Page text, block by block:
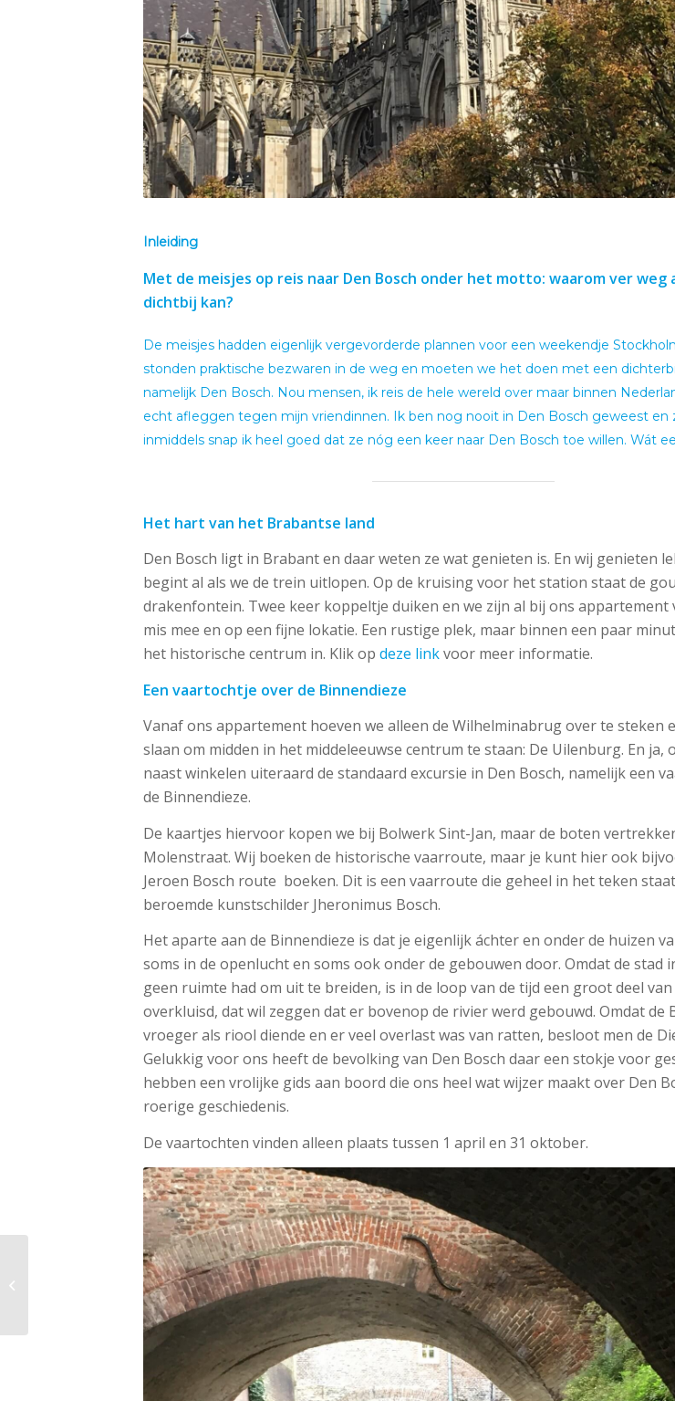
Inleiding
Met de meisjes op reis naar Den Bosch onder het motto: waarom ver weg
dichtbij kan?
De meisjes hadden eigenlijk vergevorderde plannen voor een weekendje
stonden praktische bezwaren in de weg en moeten we het doen met een
namelijk Den Bosch. Nou mensen, ik reis de hele wereld over maar binnen
echt afleggen tegen mijn vriendinnen. Ik ben nog nooit in Den Bosch geweest en
inmiddels snap ik heel goed dat ze nóg een keer naar Den Bosch toe willen. Wát
Het hart van het Brabantse land
Den Bosch ligt in Brabant en daar weten ze wat genieten is. En wij genieten
begint al als we de trein uitlopen. Op de kruising voor het station staat de
drakenfontein. Twee keer koppeltje duiken en we zijn al bij ons appartement
mis mee en op een fijne lokatie. Een rustige plek, maar binnen een paar
het historische centrum in. Klik op deze linkvoor meer informatie.
Een vaartochtje over de Binnendieze
Vanaf ons appartement hoeven we alleen de Wilhelminabrug over te steken
slaan om midden in het middeleeuwse centrum te staan: De Uilenburg. En ja,
naast winkelen uiteraard de standaard excursie in Den Bosch, namelijk een
de Binnendieze.
De kaartjes hiervoor kopen we bij Bolwerk Sint-Jan, maar de boten
Molenstraat. Wij boeken de historische vaarroute, maar je kunt hier ook
Jeroen Bosch route boeken. Dit is een vaarroute die geheel in het teken
beroemde kunstschilder Jheronimus Bosch.
Het aparte aan de Binnendieze is dat je eigenlijk áchter en onder de huizen
soms in de openlucht en soms ook onder de gebouwen door. Omdat de stad
geen ruimte had om uit te breiden, is in de loop van de tijd een groot deel
overkluisd, dat wil zeggen dat er bovenop de rivier werd gebouwd. Omdat de
vroeger als riool diende en er veel overlast was van ratten, besloot men de
Gelukkig voor ons heeft de bevolking van Den Bosch daar een stokje voor
hebben een vrolijke gids aan boord die ons heel wat wijzer maakt over Den
roerige geschiedenis.
De vaartochten vinden alleen plaats tussen 1 april en 31 oktober.